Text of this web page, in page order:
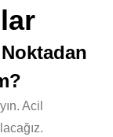
Acil